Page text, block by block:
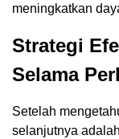
meningkatkan
Strategi
Selama
Setelah
selanjutnya